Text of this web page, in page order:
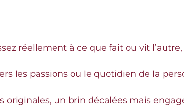
réellement à ce que fait ou vit
les passions ou le quotidien de la
originales, un brin décalées mais